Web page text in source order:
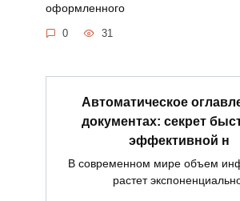
оформленного
0 31
Автоматическое
документах: секрет
эффективной н
В современном мире объем
растет